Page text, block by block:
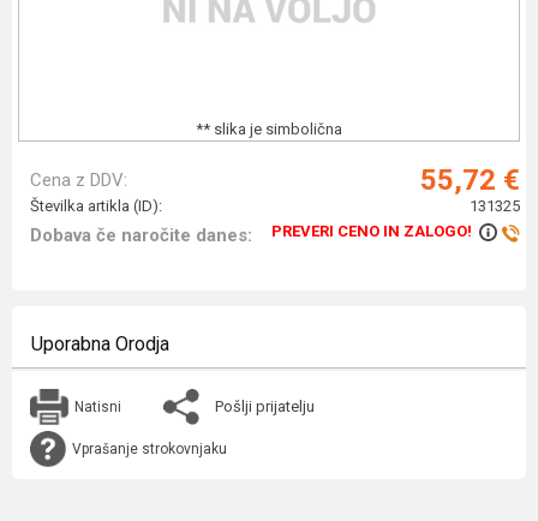
** slika je simbolična
Cena z DDV: 55,72 €
Številka artikla (ID): 131325
Dobava če naročite danes: PREVERI CENO IN ZALOGO!
Uporabna Orodja
Natisni Pošlji prijatelju
Vprašanje strokovnjaku